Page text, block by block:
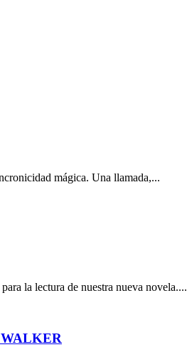
mágica. Una llamada,...
la lectura de nuestra nueva novela....